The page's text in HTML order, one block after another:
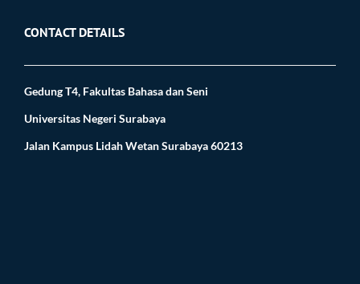
CONTACT DETAILS
Gedung T4, Fakultas Bahasa dan Seni
Universitas Negeri Surabaya
Jalan Kampus Lidah Wetan Surabaya 60213